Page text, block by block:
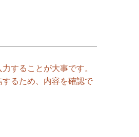
することが大事です。
るため、内容を確認で